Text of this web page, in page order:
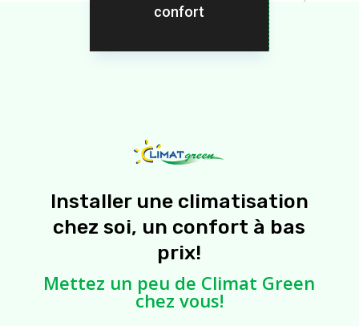
confort
Installer une climatisation
chez soi, un confort à bas
prix!
Mettez un peu de Climat Green
chez vous!